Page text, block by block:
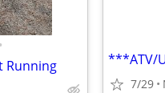
Running ***ATV/
7/29